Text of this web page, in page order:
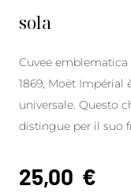
sola
Cuvee emblematica
1869, Moët Impérial
universale. Questo
distingue per il suo
25,00 €